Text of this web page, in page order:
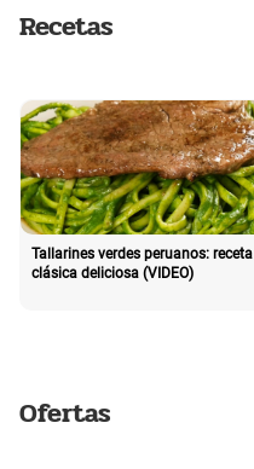
Recetas
Tallarines verdes peruanos: receta
clásica deliciosa (VIDEO)
Ofertas